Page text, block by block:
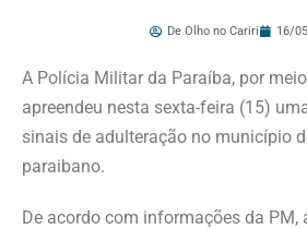
De Olho no Cariri 16/
A Polícia Militar da Paraíba, por
apreendeu nesta sexta-feira (15)
sinais de adulteração no município
paraibano.
De acordo com informações da PM,